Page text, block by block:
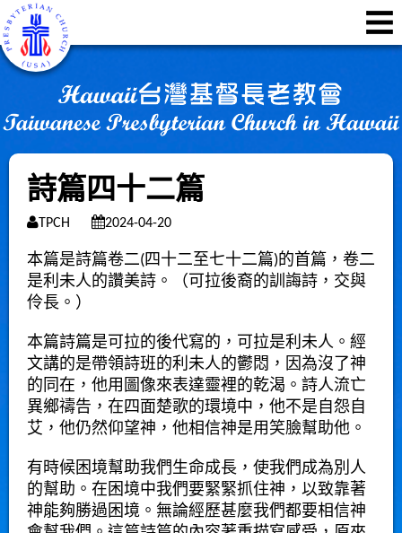
詩篇四十二篇
TPCH 2024-04-20
本篇是詩篇卷二(四十二至七十二篇)的首篇，卷二
是利未人的讚美詩。（可拉後裔的訓誨詩，交與
伶長。）
本篇詩篇是可拉的後代寫的，可拉是利未人。經
文講的是帶領詩班的利未人的鬱悶，因為沒了神
的同在，他用圖像來表達靈裡的乾渴。詩人流亡
異鄉禱告，在四面楚歌的環境中，他不是自怨自
艾，他仍然仰望神，他相信神是用笑臉幫助他。
有時候困境幫助我們生命成長，使我們成為別人
的幫助。在困境中我們要緊緊抓住神，以致靠著
神能夠勝過困境。無論經歷甚麼我們都要相信神